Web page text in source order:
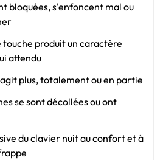
bloquées, s'enfoncent mal ou
touche produit un caractère
attendu
plus, totalement ou en partie
se sont décollées ou ont
du clavier nuit au confort et à